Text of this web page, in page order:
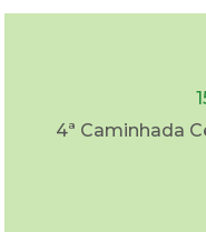
4ª Caminhada